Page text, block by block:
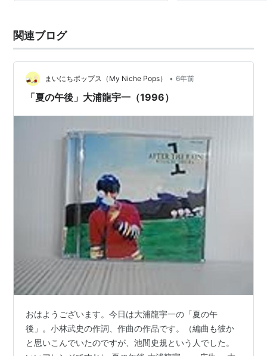
関連ブログ
まいにちポップス（My Niche Pops） • 6年前
「夏の午後」大浦龍宇一（1996）
おはようございます。今日は大浦龍宇一の「夏の午
後」。小林武史の作詞、作曲の作品です。（編曲も彼か
と思いこんでいたのですが、池間史規という人でした。